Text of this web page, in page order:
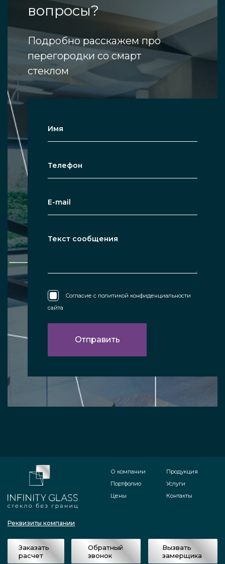
вопросы?
Подробно расскажем про
перегородки со смарт
стеклом
Согласие с политикой конфиденциальности
сайта
Реквизиты компании
О компании
Портфолио
Цены
Продукция
Услуги
Контакты
Заказать
расчет
Обратный
звонок
Вызвать
замерщика